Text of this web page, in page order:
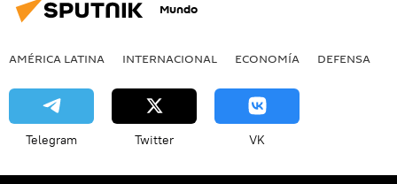
Mundo
AMÉRICA LATINA INTERNACIONAL ECONOMÍA DEFENSA
Telegram Twitter VK